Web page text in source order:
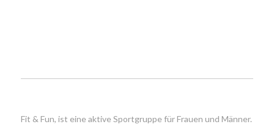
Fit & Fun, ist eine aktive Sportgruppe für Frauen und Männer.